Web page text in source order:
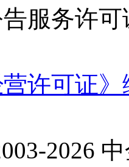
务许可
营许可证
2026